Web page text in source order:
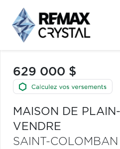
629 000 $
MAISON DE
VENDRE
SAINT-COLOMBAN